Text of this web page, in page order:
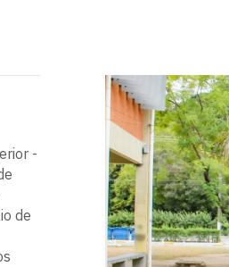
-
de